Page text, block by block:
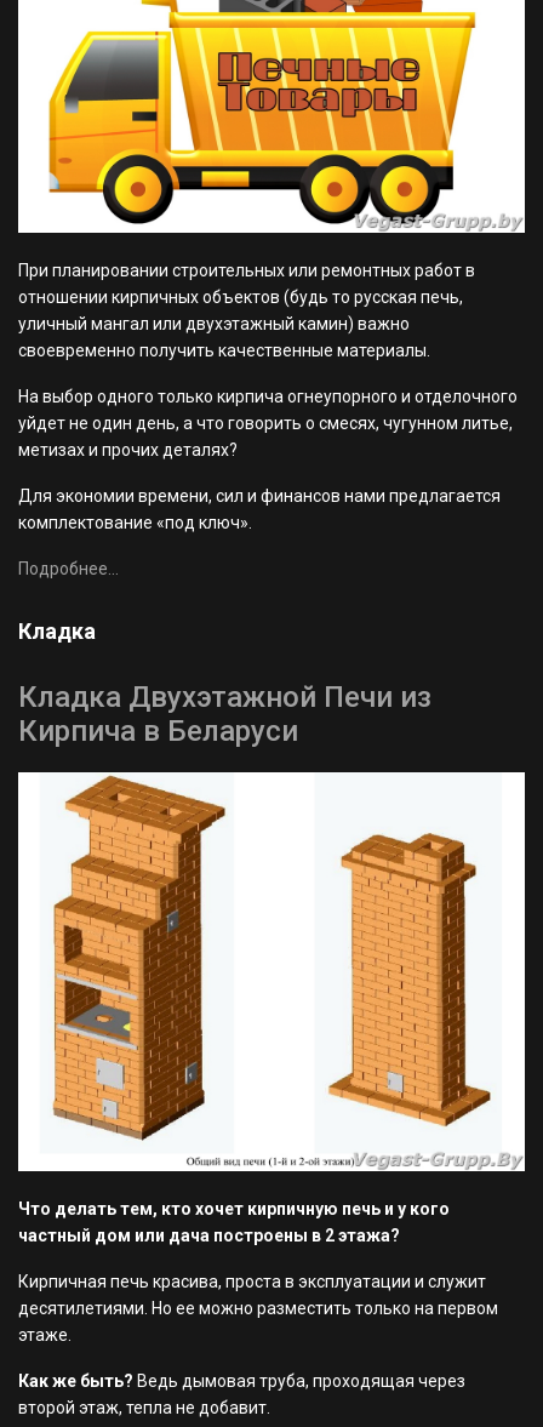
При планировании строительных или ремонтных работ в
отношении кирпичных объектов (будь то русская печь,
уличный мангал или двухэтажный камин) важно
своевременно получить качественные материалы.
На выбор одного только кирпича огнеупорного и отделочного
уйдет не один день, а что говорить о смесях, чугунном литье,
метизах и прочих деталях?
Для экономии времени, сил и финансов нами предлагается
комплектование «под ключ».
Подробнее...
Кладка
Кладка Двухэтажной Печи из
Кирпича в Беларуси
Что делать тем, кто хочет кирпичную печь и у кого
частный дом или дача построены в 2 этажа?
Кирпичная печь красива, проста в эксплуатации и служит
десятилетиями. Но ее можно разместить только на первом
этаже.
Как же быть? Ведь дымовая труба, проходящая через
второй этаж, тепла не добавит.